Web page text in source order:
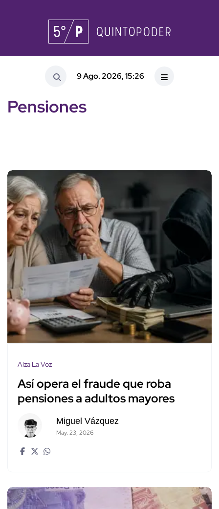
9 Ago. 2026, 15:26
Pensiones
Alza La Voz
Así opera el fraude que roba
pensiones a adultos mayores
Miguel Vázquez
May. 23, 2026